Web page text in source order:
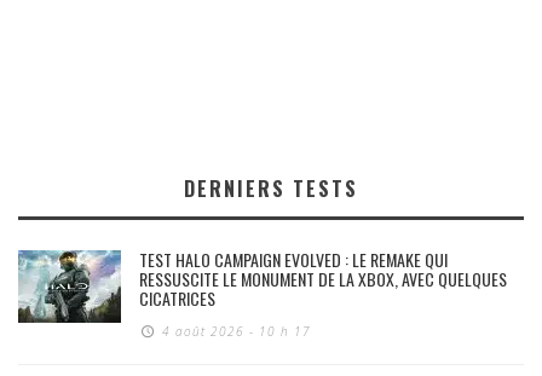
DERNIERS TESTS
TEST HALO CAMPAIGN EVOLVED : LE REMAKE QUI
RESSUSCITE LE MONUMENT DE LA XBOX, AVEC QUELQUES
CICATRICES
4 août 2026 - 10 h 17